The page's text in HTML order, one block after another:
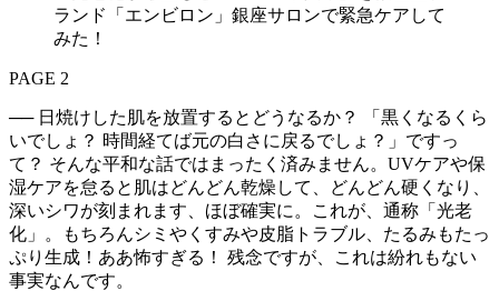
PAGE 2
── 日焼けした肌を放置するとどうなるか？ 「黒くなるくら
いでしょ？ 時間経てば元の白さに戻るでしょ？」ですっ
て？ そんな平和な話ではまったく済みません。UVケアや保
湿ケアを怠ると肌はどんどん乾燥して、どんどん硬くなり、
深いシワが刻まれます、ほぼ確実に。これが、通称「光老
化」。もちろんシミやくすみや皮脂トラブル、たるみもたっ
ぷり生成！ああ怖すぎる！ 残念ですが、これは紛れもない
事実なんです。